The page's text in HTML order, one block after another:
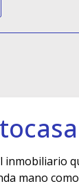
inmobiliario
mano